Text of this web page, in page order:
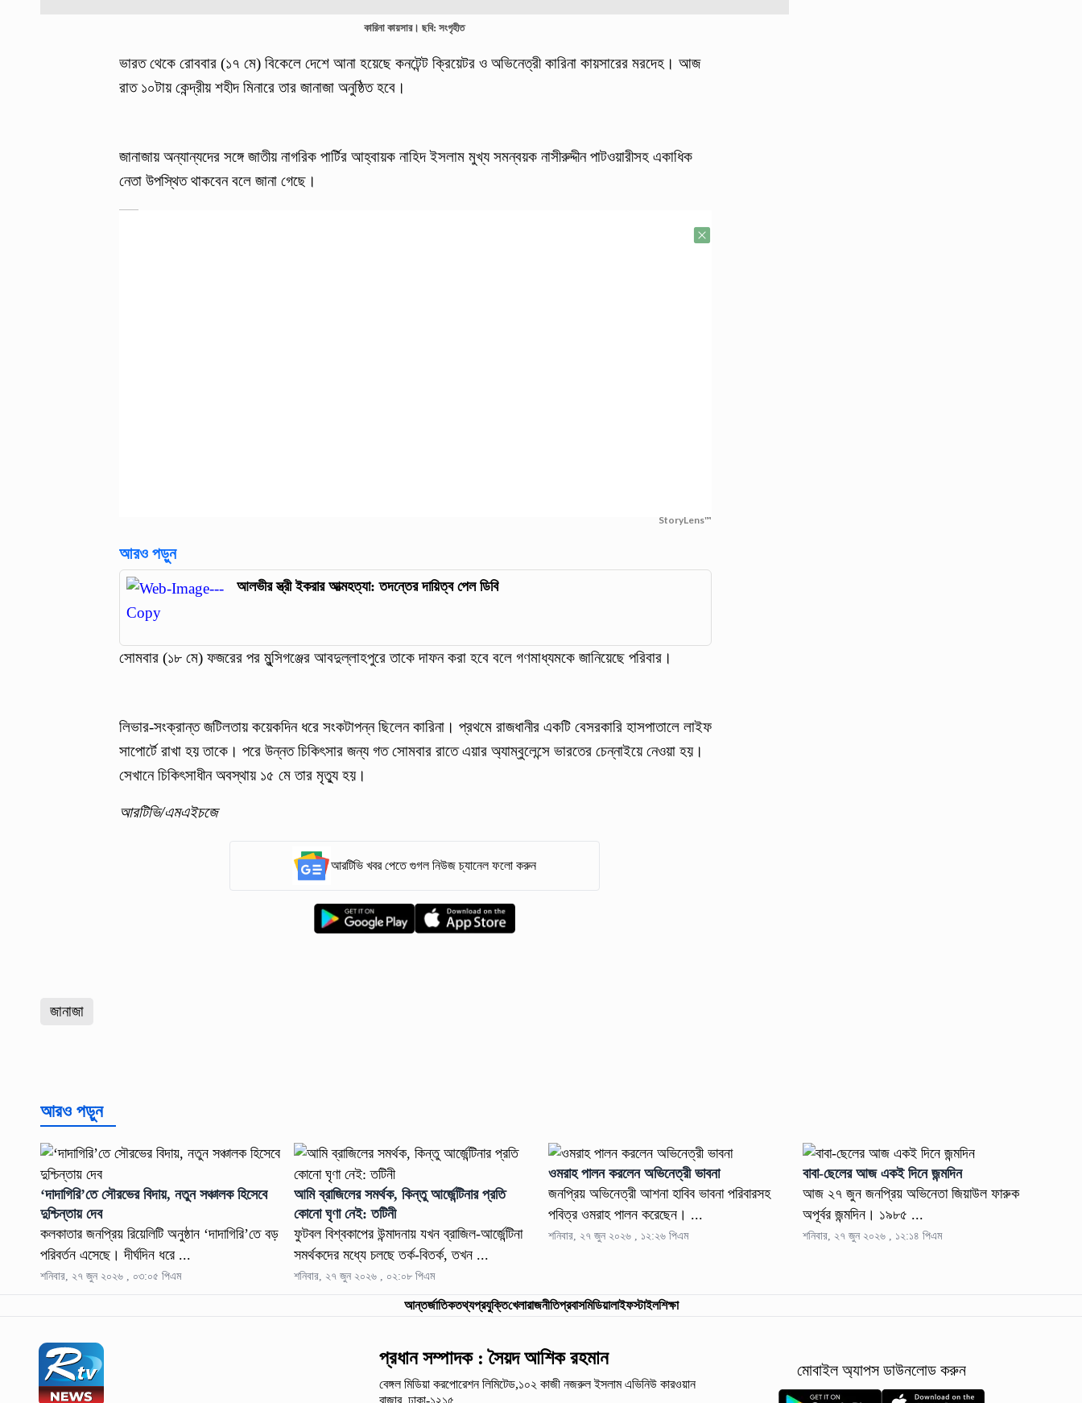
কারিনা কায়সার। ছবি: সংগৃহীত
ভারত থেকে রোববার (১৭ মে) বিকেলে দেশে আনা হয়েছে কনটেন্ট ক্রিয়েটর ও অভিনেত্রী কারিনা কায়সারের মরদেহ। আজ
রাত ১০টায় কেন্দ্রীয় শহীদ মিনারে তার জানাজা অনুষ্ঠিত হবে।
জানাজায় অন্যান্যদের সঙ্গে জাতীয় নাগরিক পার্টির আহ্বায়ক নাহিদ ইসলাম মুখ্য সমন্বয়ক নাসীরুদ্দীন পাটওয়ারীসহ একাধিক
নেতা উপস্থিত থাকবেন বলে জানা গেছে।
StoryLens™
আরও পড়ুন
আলভীর স্ত্রী ইকরার আত্মহত্যা: তদন্তের দায়িত্ব পেল ডিবি
সোমবার (১৮ মে) ফজরের পর মুন্সিগঞ্জের আবদুল্লাহপুরে তাকে দাফন করা হবে বলে গণমাধ্যমকে জানিয়েছে পরিবার।
লিভার-সংক্রান্ত জটিলতায় কয়েকদিন ধরে সংকটাপন্ন ছিলেন কারিনা। প্রথমে রাজধানীর একটি বেসরকারি হাসপাতালে লাইফ
সাপোর্টে রাখা হয় তাকে। পরে উন্নত চিকিৎসার জন্য গত সোমবার রাতে এয়ার অ্যাম্বুলেন্সে ভারতের চেন্নাইয়ে নেওয়া হয়।
সেখানে চিকিৎসাধীন অবস্থায় ১৫ মে তার মৃত্যু হয়।
আরটিভি/এমএইচজে
আরটিভি খবর পেতে গুগল নিউজ চ্যানেল ফলো করুন
জানাজা
আরও পড়ুন
‘দাদাগিরি’তে সৌরভের বিদায়, নতুন সঞ্চালক হিসেবে
দুশ্চিন্তায় দেব
কলকাতার জনপ্রিয় রিয়েলিটি অনুষ্ঠান ‘দাদাগিরি’তে বড়
পরিবর্তন এসেছে। দীর্ঘদিন ধরে ...
শনিবার, ২৭ জুন ২০২৬ , ০৩:০৫ পিএম
আমি ব্রাজিলের সমর্থক, কিন্তু আর্জেন্টিনার প্রতি
কোনো ঘৃণা নেই: তটিনী
ফুটবল বিশ্বকাপের উন্মাদনায় যখন ব্রাজিল-আর্জেন্টিনা
সমর্থকদের মধ্যে চলছে তর্ক-বিতর্ক, তখন ...
শনিবার, ২৭ জুন ২০২৬ , ০২:০৮ পিএম
ওমরাহ পালন করলেন অভিনেত্রী ভাবনা
জনপ্রিয় অভিনেত্রী আশনা হাবিব ভাবনা পরিবারসহ
পবিত্র ওমরাহ পালন করেছেন। ...
শনিবার, ২৭ জুন ২০২৬ , ১২:২৬ পিএম
বাবা-ছেলের আজ একই দিনে জন্মদিন
আজ ২৭ জুন জনপ্রিয় অভিনেতা জিয়াউল ফারুক
অপূর্বর জন্মদিন। ১৯৮৫ ...
শনিবার, ২৭ জুন ২০২৬ , ১২:১৪ পিএম
আন্তর্জাতিকতথ্যপ্রযুক্তিখেলারাজনীতিপ্রবাসমিডিয়ালাইফস্টাইলশিক্ষা
প্রধান সম্পাদক : সৈয়দ আশিক রহমান
বেঙ্গল মিডিয়া করপোরেশন লিমিটেড,১০২ কাজী নজরুল ইসলামএভিনিউ কারওয়ান
মোবাইল অ্যাপস ডাউনলোড করুন